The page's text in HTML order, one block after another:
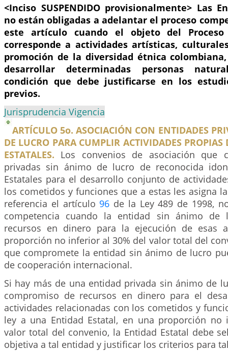
<Inciso SUSPENDIDO provisionalmente> Las
no están obligadas a adelantar el proceso
este artículo cuando el objeto del Proceso
corresponde a actividades artísticas,
promoción de la diversidad étnica
desarrollar determinadas personas
condición que debe justificarse en los
previos.
Jurisprudencia Vigencia
ARTÍCULO 5o. ASOCIACIÓN CON ENTIDADES
DE LUCRO PARA CUMPLIR ACTIVIDADES PROPIAS
ESTATALES. Los convenios de asociación que
privadas sin ánimo de lucro de reconocida
Estatales para el desarrollo conjunto de
los cometidos y funciones que a estas les asigna
referencia el artículo 96 de la Ley 489 de 1998,
competencia cuando la entidad sin ánimo de
recursos en dinero para la ejecución de esas
proporción no inferior al 30% del valor total del
que compromete la entidad sin ánimo de lucro
de cooperación internacional.
Si hay más de una entidad privada sin ánimo de
compromiso de recursos en dinero para el
actividades relacionadas con los cometidos y
ley a una Entidad Estatal, en una proporción no
valor total del convenio, la Entidad Estatal debe
objetiva a tal entidad y justificar los criterios para